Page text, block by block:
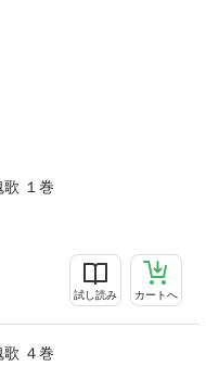
歌 １巻
試し読み カートへ
歌 ４巻